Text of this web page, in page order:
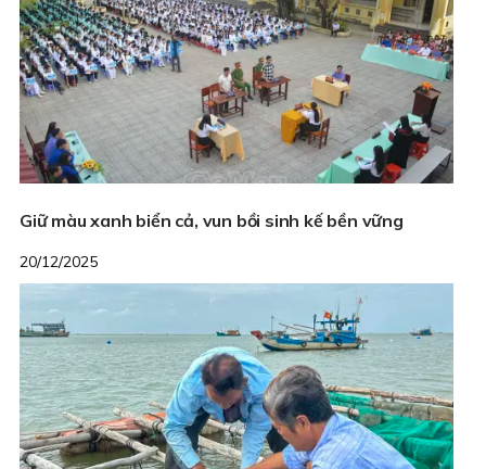
Giữ màu xanh biển cả, vun bồi sinh kế bền vững
20/12/2025